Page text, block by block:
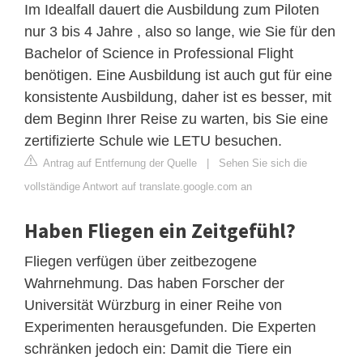
Im Idealfall dauert die Ausbildung zum Piloten
nur 3 bis 4 Jahre , also so lange, wie Sie für den
Bachelor of Science in Professional Flight
benötigen. Eine Ausbildung ist auch gut für eine
konsistente Ausbildung, daher ist es besser, mit
dem Beginn Ihrer Reise zu warten, bis Sie eine
zertifizierte Schule wie LETU besuchen.
Antrag auf Entfernung der Quelle | Sehen Sie sich die
vollständige Antwort auf translate.google.com an
Haben Fliegen ein Zeitgefühl?
Fliegen verfügen über zeitbezogene
Wahrnehmung. Das haben Forscher der
Universität Würzburg in einer Reihe von
Experimenten herausgefunden. Die Experten
schränken jedoch ein: Damit die Tiere ein